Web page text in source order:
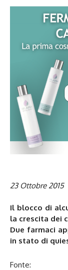
23 Ottobre 2015
Il blocco di
la crescita dei
Due farmaci
in stato di
Fonte: